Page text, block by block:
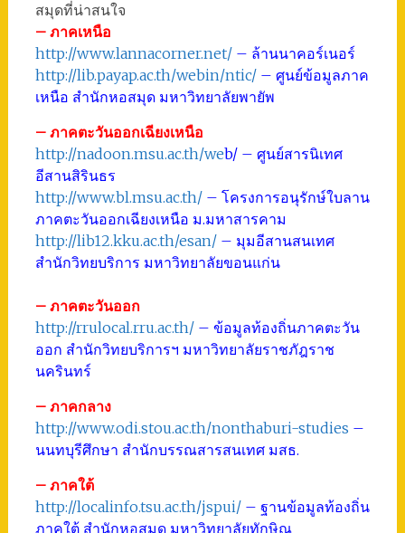
สมุดที่น่าสนใจ
– ภาคเหนือ
http://www.lannacorner.net/– ล้านนาคอร์เนอร์
http://lib.payap.ac.th/webin/ntic/– ศูนย์ข้อมูลภาค
เหนือ สำนักหอสมุด มหาวิทยาลัยพายัพ
– ภาคตะวันออกเฉียงเหนือ
http://nadoon.msu.ac.th/web/– ศูนย์สารนิเทศ
อีสานสิรินธร
http://www.bl.msu.ac.th/– โครงการอนุรักษ์ใบลาน
ภาคตะวันออกเฉียงเหนือ ม.มหาสารคาม
http://lib12.kku.ac.th/esan/– มุมอีสานสนเทศ
สำนักวิทยบริการ มหาวิทยาลัยขอนแก่น
– ภาคตะวันออก
http://rrulocal.rru.ac.th/– ข้อมูลท้องถิ่นภาคตะวัน
ออก สำนักวิทยบริการฯ มหาวิทยาลัยราชภัฎราช
นครินทร์
– ภาคกลาง
http://www.odi.stou.ac.th/nonthaburi-studies –
นนทบุรีศึกษา สำนักบรรณสารสนเทศ มสธ.
– ภาคใต้
http://localinfo.tsu.ac.th/jspui/– ฐานข้อมูลท้องถิ่น
ภาคใต้ สำนักหอสมุด มหาวิทยาลัยทักษิณ